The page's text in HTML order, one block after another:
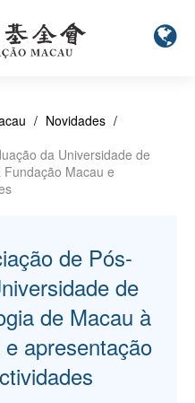
/ Novidades /
da Universidade de
Macau e
de Pós-
de
de Macau à
apresentação